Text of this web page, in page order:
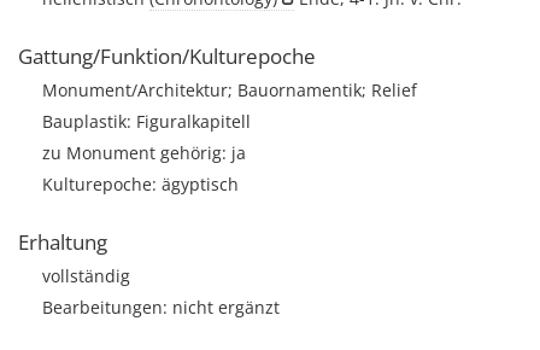
Gattung/Funktion/Kulturepoche
Monument/Architektur; Bauornamentik; Relief
Bauplastik: Figuralkapitell
zu Monument gehörig: ja
Kulturepoche: ägyptisch
Erhaltung
vollständig
Bearbeitungen: nicht ergänzt